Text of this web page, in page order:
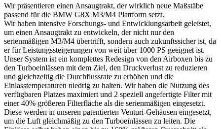
G82
G83
/
M2
G87
Menge
Wir präsentieren einen Ansaugtrakt, der wirklich neue Maßstäbe
passend für die BMW G8X M3/M4 Plattform setzt.
Wir haben intensive Forschungs- und Entwicklungsarbeit geleistet,
um einen Ansaugtrakt zu entwickeln, der nicht nur den
serienmäßigen M3/M4 übertrifft, sondern auch zukunftssicher ist, da
er für Leistungssteigerungen von weit über 1000 PS geeignet ist.
Unser System ist ein komplettes Redesign von den Airboxen bis zu
den Turboeinlässen mit dem Ziel, den Druckverlust zu reduzieren
und gleichzeitig die Durchflussrate zu erhöhen und die
Einlasstemperaturen niedrig zu halten. Wir haben die Nutzung des
verfügbaren Platzes maximiert und 2 speziell angefertigte Filter mit
einer 40% größeren Filterfläche als die serienmäßigen eingesetzt.
Diese werden in unseren patentierten Venturi-Gehäusen eingesetzt,
um die Luft gleichmäßig zu den Turboeinlässen zu leiten. Die